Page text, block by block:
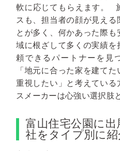
軟に応じてもらえます。
スも、担当者の顔が見える
とが多く、何かあった際
域に根ざして多くの実績
頼できるパートナーを見
「地元に合った家を建て
重視したい」と考えている
スメーカーは心強い選択肢
富山住宅公園に
社をタイプ別に紹